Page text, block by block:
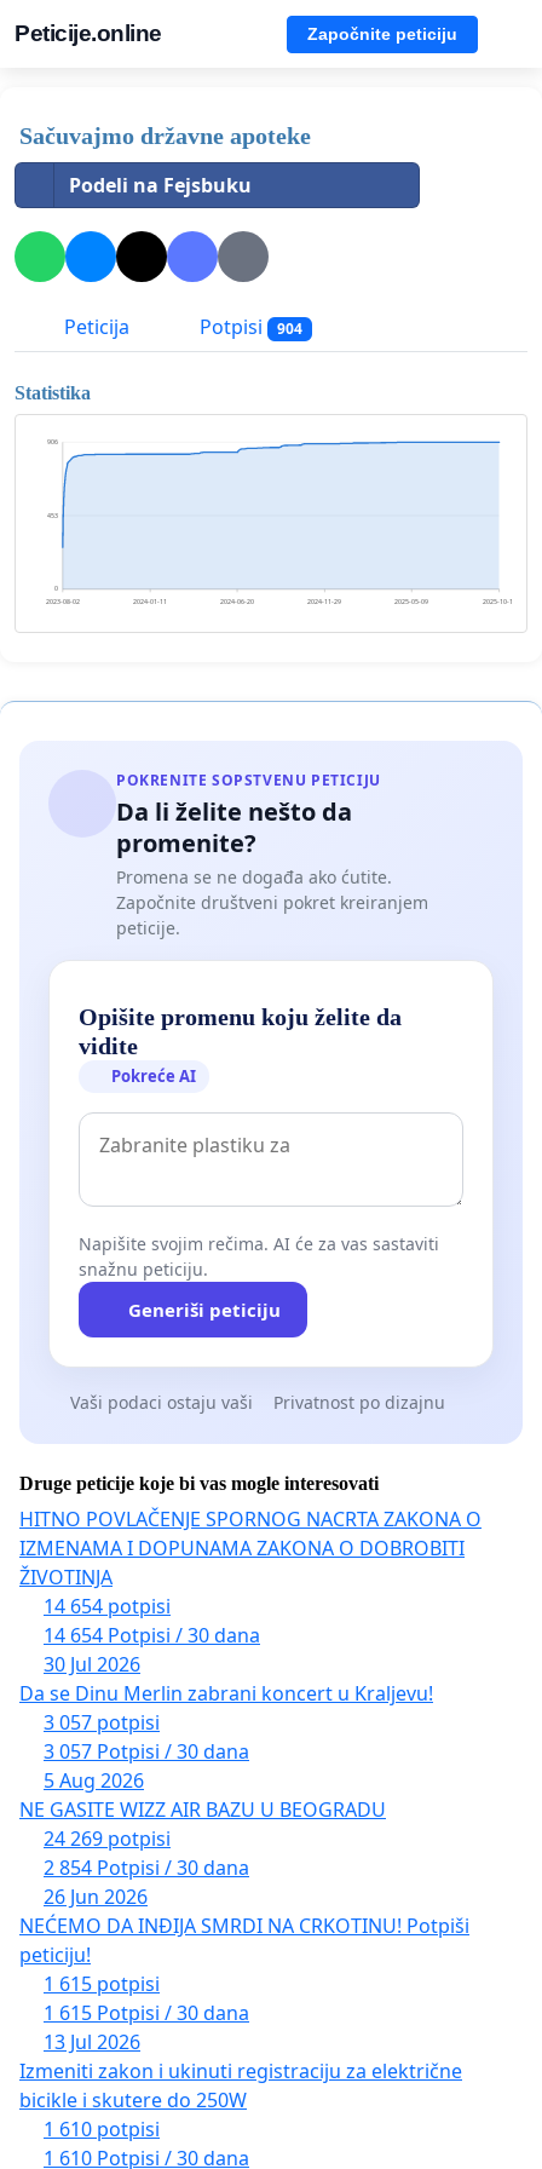
Peticije.online Započnite peticiju
Sačuvajmo državne apoteke
Podeli na Fejsbuku
Peticija Potpisi 904
Statistika
0
453
906
2023-08-02 2024-01-11 2024-06-20 2024-11-29 2025-05-09 2025-10-18
POKRENITE SOPSTVENU PETICIJU
Da li želite nešto da
promenite?
Promena se ne događa ako ćutite.
Započnite društveni pokret kreiranjem
peticije.
Opišite promenu koju želite da
vidite
Pokreće AI
Napišite svojim rečima. AI će za vas sastaviti
snažnu peticiju.
Generiši peticiju
Vaši podaci ostaju vaši Privatnost po dizajnu
Druge peticije koje bi vas mogle interesovati
HITNO POVLAČENJE SPORNOG NACRTA ZAKONA O
IZMENAMA I DOPUNAMA ZAKONA O DOBROBITI
ŽIVOTINJA
14 654 potpisi
14 654 Potpisi / 30 dana
30 Jul 2026
Da se Dinu Merlin zabrani koncert u Kraljevu!
3 057 potpisi
3 057 Potpisi / 30 dana
5 Aug 2026
NE GASITE WIZZ AIR BAZU U BEOGRADU
24 269 potpisi
2 854 Potpisi / 30 dana
26 Jun 2026
NEĆEMO DA INĐIJA SMRDI NA CRKOTINU! Potpiši
peticiju!
1 615 potpisi
1 615 Potpisi / 30 dana
13 Jul 2026
Izmeniti zakon i ukinuti registraciju za električne
bicikle i skutere do 250W
1 610 potpisi
1 610 Potpisi / 30 dana